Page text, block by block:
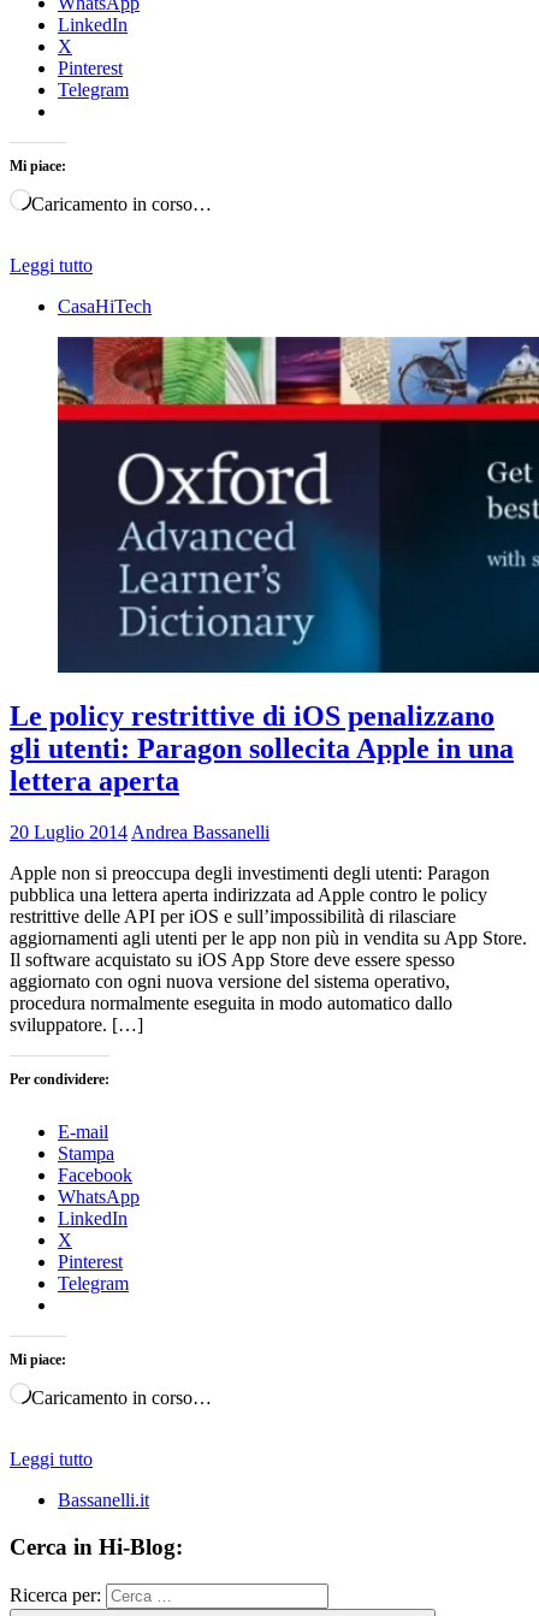
LinkedIn
X
Pinterest
Telegram
Mi piace:
Caricamento in corso…
Leggi tutto
CasaHiTech
Le policy restrittive di iOS penalizzano
gli utenti: Paragon sollecita Apple in una
lettera aperta
20 Luglio 2014 Andrea Bassanelli
Apple non si preoccupa degli investimenti degli utenti: Paragon
pubblica una lettera aperta indirizzata ad Apple contro le policy
restrittive delle API per iOS e sull’impossibilità di rilasciare
aggiornamenti agli utenti per le app non più in vendita su App Store.
Il software acquistato su iOS App Store deve essere spesso
aggiornato con ogni nuova versione del sistema operativo,
procedura normalmente eseguita in modo automatico dallo
sviluppatore. […]
Per condividere:
E-mail
Stampa
Facebook
WhatsApp
LinkedIn
X
Pinterest
Telegram
Mi piace:
Caricamento in corso…
Leggi tutto
Bassanelli.it
Cerca in Hi-Blog:
Ricerca per: